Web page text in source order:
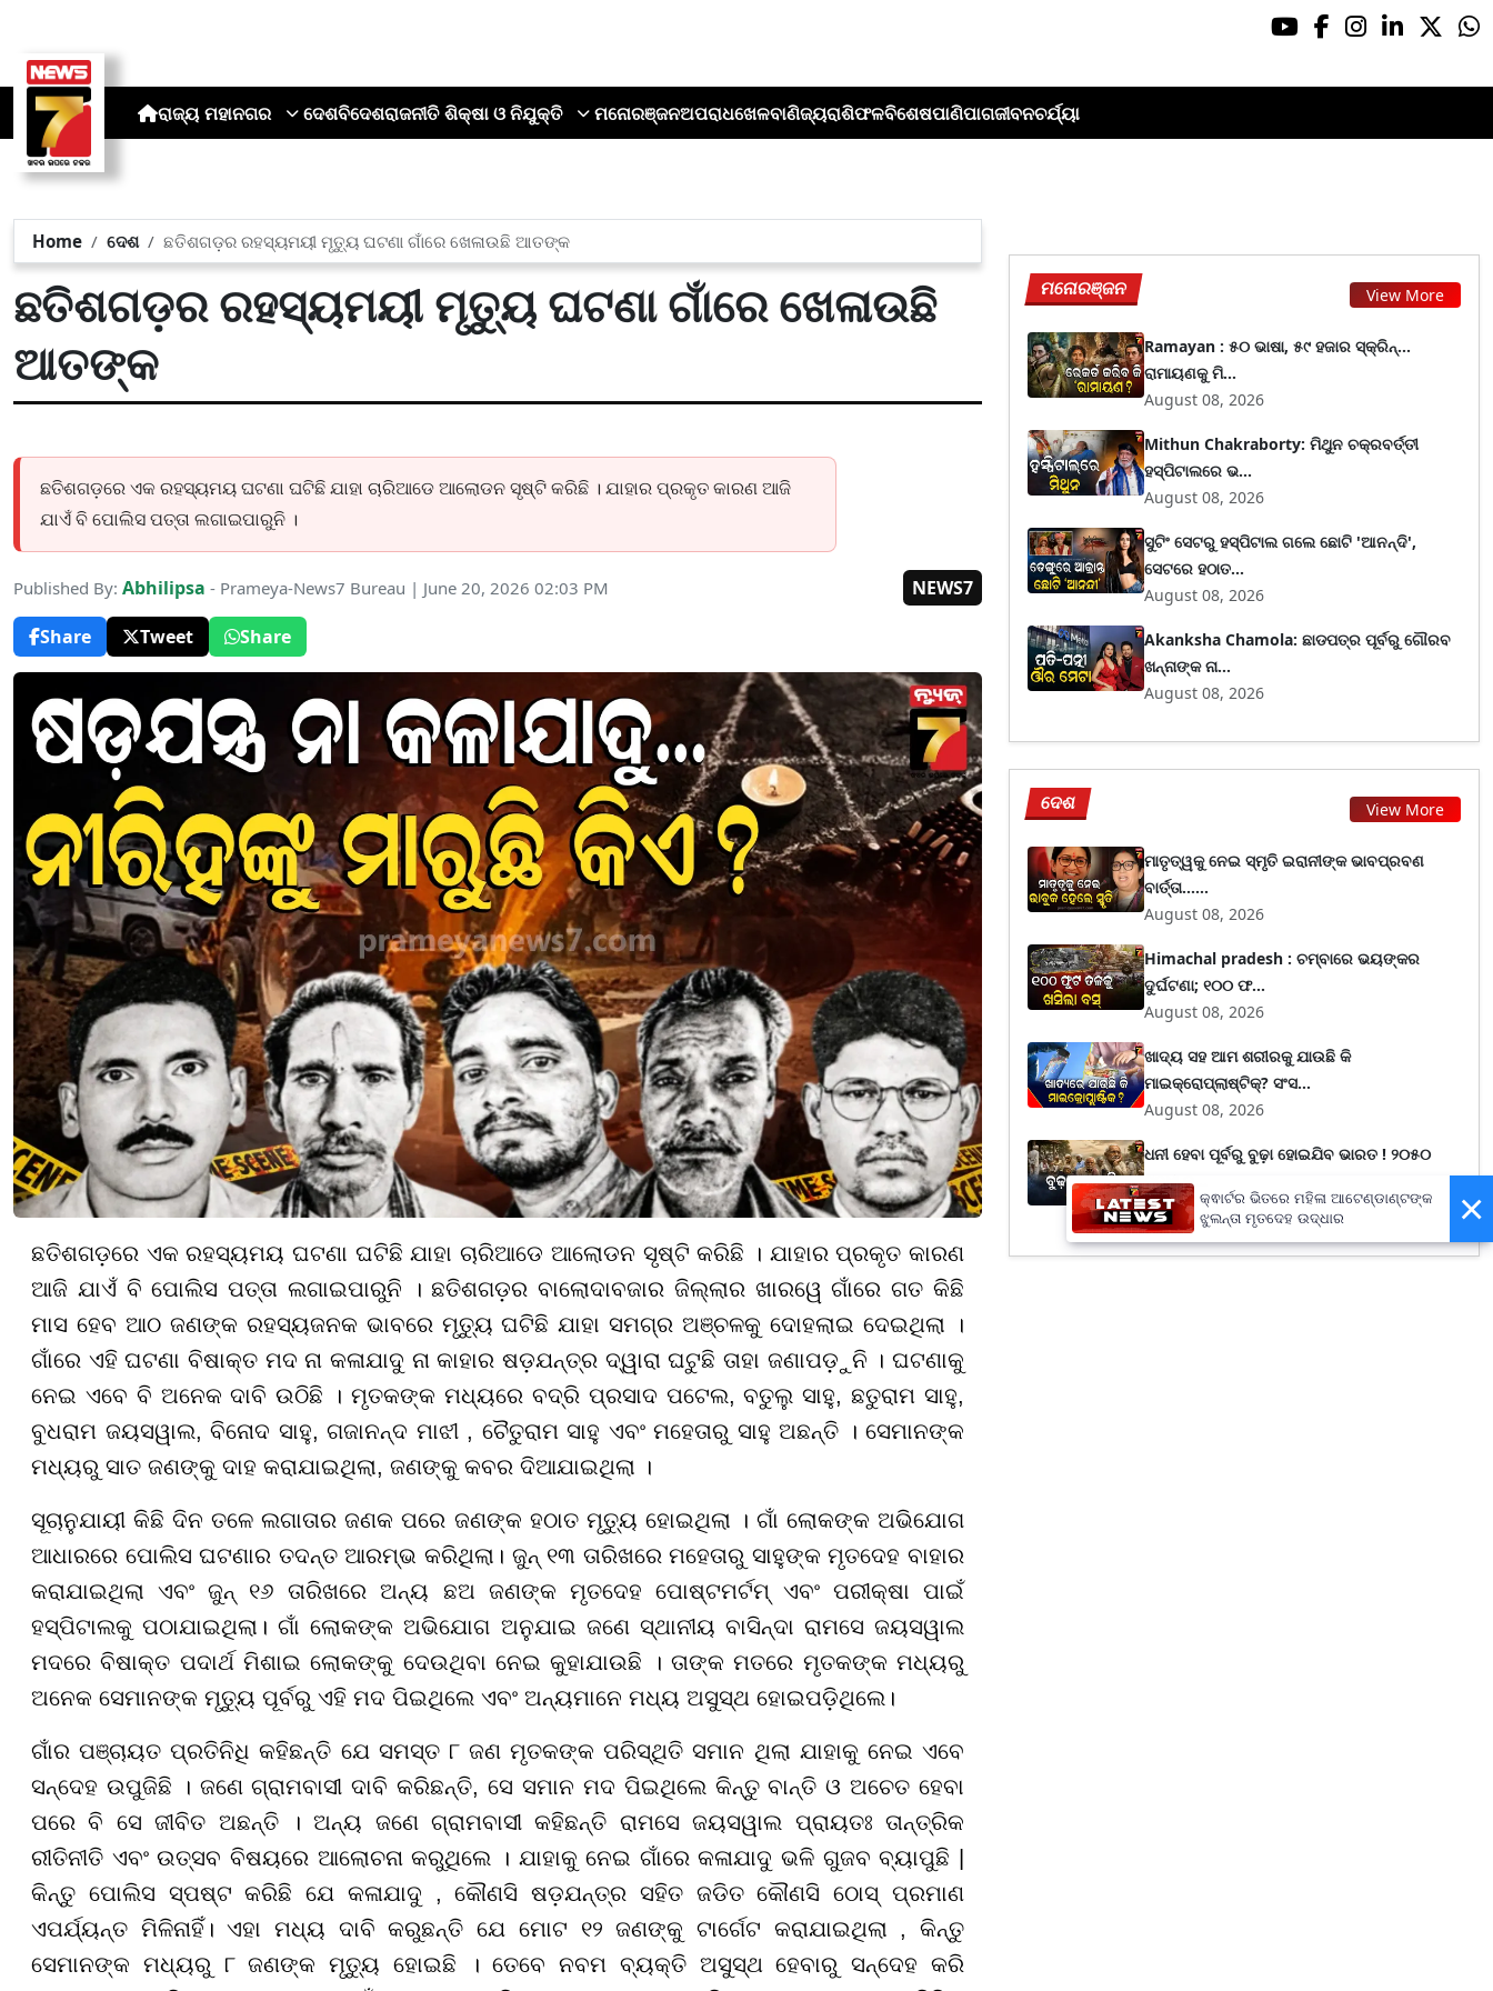
ରାଜ୍ୟ ମହାନଗର ଦେଶବିଦେଶରାଜନୀତି ଶିକ୍ଷା ଓ ନିଯୁକ୍ତି ମନୋରଞ୍ଜନଅପରାଧଖେଳବାଣିଜ୍ୟରାଶିଫଳବିଶେଷପାଣିପାଗଜୀବନଚର୍ଯ୍ୟା
Home ଦେଶ ଛତିଶଗଡ଼ର ରହସ୍ୟମୟୀ ମୃତ୍ୟୁ ଘଟଣା ଗାଁରେ ଖେଳାଉଛି ଆତଙ୍କ
ଛତିଶଗଡ଼ର ରହସ୍ୟମୟୀ ମୃତ୍ୟୁ ଘଟଣା ଗାଁରେ ଖେଳାଉଛି
ଆତଙ୍କ
ଛତିଶଗଡ଼ରେ ଏକ ରହସ୍ୟମୟ ଘଟଣା ଘଟିଛି ଯାହା ଚାରିଆଡେ ଆଲୋଡନ ସୃଷ୍ଟି କରିଛି । ଯାହାର ପ୍ରକୃତ କାରଣ ଆଜି
ଯାଏଁ ବି ପୋଲିସ ପତ୍ତା ଲଗାଇପାରୁନି ।
Published By: Abhilipsa - Prameya-News7 Bureau | June 20, 2026 02:03 PM
NEWS7
Share
Tweet Share
ଛତିଶଗଡ଼ରେ ଏକ ରହସ୍ୟମୟ ଘଟଣା ଘଟିଛି ଯାହା ଚାରିଆଡେ ଆଲୋଡନ ସୃଷ୍ଟି କରିଛି । ଯାହାର ପ୍ରକୃତ କାରଣ
ଆଜି ଯାଏଁ ବି ପୋଲିସ ପତ୍ତା ଲଗାଇପାରୁନି । ଛତିଶଗଡ଼ର ବାଲୋଦାବଜାର ଜିଲ୍ଲାର ଖାରୱେ ଗାଁରେ ଗତ କିଛି
ମାସ ହେବ ଆଠ ଜଣଙ୍କ ରହସ୍ୟଜନକ ଭାବରେ ମୃତ୍ୟୁ ଘଟିଛି ଯାହା ସମଗ୍ର ଅଞ୍ଚଳକୁ ଦୋହଲାଇ ଦେଇଥିଲା ।
ଗାଁରେ ଏହି ଘଟଣା ବିଷାକ୍ତ ମଦ ନା କଳାଯାଦୁ ନା କାହାର ଷଡ଼ଯନ୍ତ୍ର ଦ୍ୱାରା ଘଟୁଛି ତାହା ଜଣାପଡ଼ୁନି । ଘଟଣାକୁ
ନେଇ ଏବେ ବି ଅନେକ ଦାବି ଉଠିଛି । ମୃତକଙ୍କ ମଧ୍ୟରେ ବଦ୍ରି ପ୍ରସାଦ ପଟେଲ, ବତୁଲୁ ସାହୁ, ଛତୁରାମ ସାହୁ,
ବୁଧରାମ ଜୟସୱାଲ, ବିନୋଦ ସାହୁ, ଗଜାନନ୍ଦ ମାଝୀ , ଚୈତୁରାମ ସାହୁ ଏବଂ ମହେତାରୁ ସାହୁ ଅଛନ୍ତି । ସେମାନଙ୍କ
ମଧ୍ୟରୁ ସାତ ଜଣଙ୍କୁ ଦାହ କରାଯାଇଥିଲା, ଜଣଙ୍କୁ କବର ଦିଆଯାଇଥିଲା ।
ସୂଚାନୁଯାୟୀ କିଛି ଦିନ ତଳେ ଲଗାତାର ଜଣକ ପରେ ଜଣଙ୍କ ହଠାତ ମୃତ୍ୟୁ ହୋଇଥିଲା । ଗାଁ ଲୋକଙ୍କ ଅଭିଯୋଗ
ଆଧାରରେ ପୋଲିସ ଘଟଣାର ତଦନ୍ତ ଆରମ୍ଭ କରିଥିଲା। ଜୁନ୍ ୧୩ ତାରିଖରେ ମହେତାରୁ ସାହୁଙ୍କ ମୃତଦେହ ବାହାର
କରାଯାଇଥିଲା ଏବଂ ଜୁନ୍ ୧୬ ତାରିଖରେ ଅନ୍ୟ ଛଅ ଜଣଙ୍କ ମୃତଦେହ ପୋଷ୍ଟମର୍ଟମ୍ ଏବଂ ପରୀକ୍ଷା ପାଇଁ
ହସ୍ପିଟାଲକୁ ପଠାଯାଇଥିଲା। ଗାଁ ଲୋକଙ୍କ ଅଭିଯୋଗ ଅନୁଯାଇ ଜଣେ ସ୍ଥାନୀୟ ବାସିନ୍ଦା ରାମସେ ଜୟସୱାଲ
ମଦରେ ବିଷାକ୍ତ ପଦାର୍ଥ ମିଶାଇ ଲୋକଙ୍କୁ ଦେଉଥିବା ନେଇ କୁହାଯାଉଛି । ତାଙ୍କ ମତରେ ମୃତକଙ୍କ ମଧ୍ୟରୁ
ଅନେକ ସେମାନଙ୍କ ମୃତ୍ୟୁ ପୂର୍ବରୁ ଏହି ମଦ ପିଇଥିଲେ ଏବଂ ଅନ୍ୟମାନେ ମଧ୍ୟ ଅସୁସ୍ଥ ହୋଇପଡ଼ିଥିଲେ।
ଗାଁର ପଞ୍ଚାୟତ ପ୍ରତିନିଧି କହିଛନ୍ତି ଯେ ସମସ୍ତ ୮ ଜଣ ମୃତକଙ୍କ ପରିସ୍ଥିତି ସମାନ ଥିଲା ଯାହାକୁ ନେଇ ଏବେ
ସନ୍ଦେହ ଉପୁଜିଛି । ଜଣେ ଗ୍ରାମବାସୀ ଦାବି କରିଛନ୍ତି, ସେ ସମାନ ମଦ ପିଇଥିଲେ କିନ୍ତୁ ବାନ୍ତି ଓ ଅଚେତ ହେବା
ପରେ ବି ସେ ଜୀବିତ ଅଛନ୍ତି । ଅନ୍ୟ ଜଣେ ଗ୍ରାମବାସୀ କହିଛନ୍ତି ରାମସେ ଜୟସୱାଲ ପ୍ରାୟତଃ ତାନ୍ତ୍ରିକ
ରୀତିନୀତି ଏବଂ ଉତ୍ସବ ବିଷୟରେ ଆଲୋଚନା କରୁଥିଲେ । ଯାହାକୁ ନେଇ ଗାଁରେ କଳାଯାଦୁ ଭଳି ଗୁଜବ ବ୍ୟାପୁଛି |
କିନ୍ତୁ ପୋଲିସ ସ୍ପଷ୍ଟ କରିଛି ଯେ କଳାଯାଦୁ , କୌଣସି ଷଡ଼ଯନ୍ତ୍ର ସହିତ ଜଡିତ କୌଣସି ଠୋସ୍ ପ୍ରମାଣ
ଏପର୍ଯ୍ୟନ୍ତ ମିଳିନାହିଁ। ଏହା ମଧ୍ୟ ଦାବି କରୁଛନ୍ତି ଯେ ମୋଟ ୧୨ ଜଣଙ୍କୁ ଟାର୍ଗେଟ କରାଯାଇଥିଲା , କିନ୍ତୁ
ସେମାନଙ୍କ ମଧ୍ୟରୁ ୮ ଜଣଙ୍କ ମୃତ୍ୟୁ ହୋଇଛି । ତେବେ ନବମ ବ୍ୟକ୍ତି ଅସୁସ୍ଥ ହେବାରୁ ସନ୍ଦେହ କରି
ମନୋରଞ୍ଜନ View More
Ramayan : ୫୦ ଭାଷା, ୫୯ ହଜାର ସ୍କ୍ରିନ୍...
ରାମାୟଣକୁ ମି...
August 08, 2026
Mithun Chakraborty: ମିଥୁନ ଚକ୍ରବର୍ତ୍ତୀ
ହସ୍ପିଟାଲରେ ଭ...
August 08, 2026
ସୁଟିଂ ସେଟରୁ ହସ୍ପିଟାଲ ଗଲେ ଛୋଟି 'ଆନନ୍ଦି',
ସେଟରେ ହଠାତ...
August 08, 2026
Akanksha Chamola: ଛାଡପତ୍ର ପୂର୍ବରୁ ଗୌରବ
ଖନ୍ନାଙ୍କ ନା...
August 08, 2026
ଦେଶ View More
ମାତୃତ୍ୱକୁ ନେଇ ସ୍ମୃତି ଇରାନୀଙ୍କ ଭାବପ୍ରବଣ
ବାର୍ତ୍ତା......
August 08, 2026
Himachal pradesh : ଚମ୍ବାରେ ଭୟଙ୍କର
ଦୁର୍ଘଟଣା; ୧୦୦ ଫ...
August 08, 2026
ଖାଦ୍ୟ ସହ ଆମ ଶରୀରକୁ ଯାଉଛି କି
ମାଇକ୍ରୋପ୍ଲାଷ୍ଟିକ୍? ସଂସ...
August 08, 2026
ଧନୀ ହେବା ପୂର୍ବରୁ ବୁଢ଼ା ହୋଇଯିବ ଭାରତ ! ୨୦୫୦
ସୁଦ୍ଧା ଦ...
August 08, 2026
×
କ୍ଵାର୍ଟର ଭିତରେ ମହିଳା ଆଟେଣ୍ଡାଣ୍ଟଙ୍କ
ଝୁଲନ୍ତା ମୃତଦେହ ଉଦ୍ଧାର